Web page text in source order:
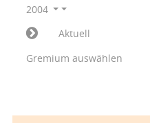
2004
Aktuell
Gremium auswählen